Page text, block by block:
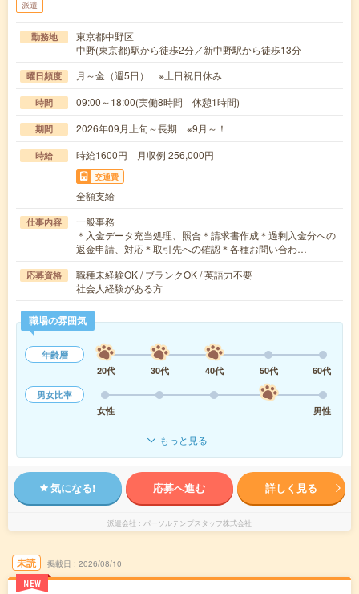
派遣
勤務地
東京都中野区
中野(東京都)駅から徒歩2分／新中野駅から徒歩13分
曜日頻度 月～金（週5日） ※土日祝日休み
時間 09:00～18:00(実働8時間 休憩1時間)
期間 2026年09月上旬～長期 ※9月～！
時給 時給1600円 月収例 256,000円
交通費
全額支給
仕事内容
一般事務
＊入金データ充当処理、照合＊請求書作成＊過剰入金分への
返金申請、対応＊取引先への確認＊各種お問い合わ…
応募資格
職種未経験OK / ブランクOK / 英語力不要
社会人経験がある方
職場の雰囲気
年齢層
20代
30代 40代 50代
60代
男女比率
女性
男性
もっと見る
気になる! 応募へ進む 詳しく見る
派遣会社 パーソルテンプスタッフ株式会社
未読
NEW
掲載日 2026/08/10